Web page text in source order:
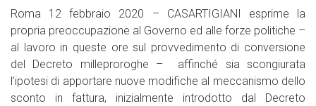
Roma 12 febbraio 2020 – CASARTIGIANI esprime la
propria preoccupazione al Governo ed alle forze politiche –
al lavoro in queste ore sul provvedimento di conversione
del Decreto milleproroghe – affinché sia scongiurata
l’ipotesi di apportare nuove modifiche al meccanismo dello
sconto in fattura, inizialmente introdotto dal Decreto